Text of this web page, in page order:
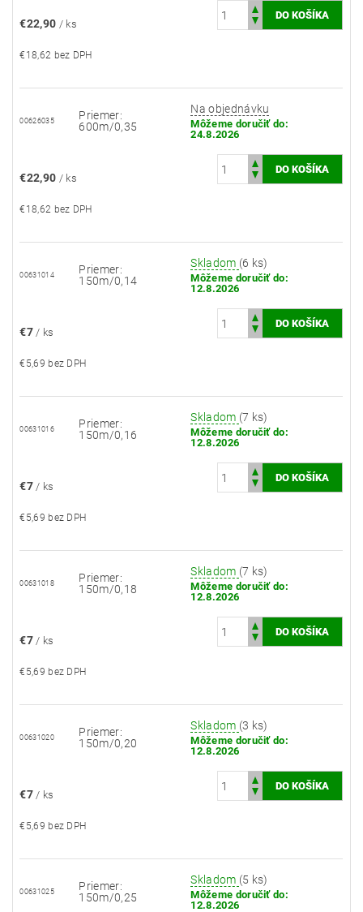
€22,90 / ks
€18,62 bez DPH
00626035
Priemer:
600m/0,35
Na objednávku
Môžeme doručiť do:
24.8.2026
€22,90 / ks
€18,62 bez DPH
00631014
Priemer:
150m/0,14
Skladom (6 ks)
Môžeme doručiť do:
12.8.2026
€7 / ks
€5,69 bez DPH
00631016
Priemer:
150m/0,16
Skladom (7 ks)
Môžeme doručiť do:
12.8.2026
€7 / ks
€5,69 bez DPH
00631018
Priemer:
150m/0,18
Skladom (7 ks)
Môžeme doručiť do:
12.8.2026
€7 / ks
€5,69 bez DPH
00631020
Priemer:
150m/0,20
Skladom (3 ks)
Môžeme doručiť do:
12.8.2026
€7 / ks
€5,69 bez DPH
00631025
Priemer:
150m/0,25
Skladom (5 ks)
Môžeme doručiť do:
12.8.2026